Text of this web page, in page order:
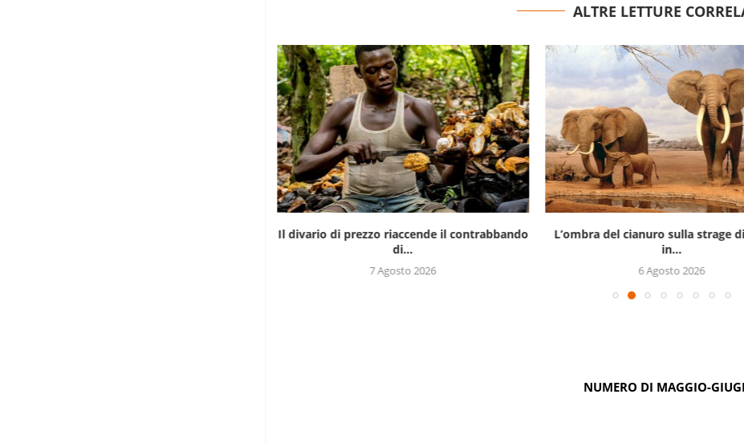
ALTRE LETTURE
Il divario di prezzo riaccende il contrabbando
di...
7 Agosto 2026
L’ombra del cianuro sulla strage
in...
6 Agosto 2026
NUMERO DI MAGGIO-